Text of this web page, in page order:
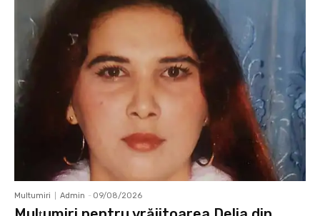
Multumiri Admin - 09/08/2026